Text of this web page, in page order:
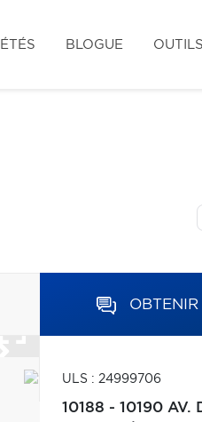
BLOGUE OUTILS
ULS : 24999706
10188 - 10190 AV.